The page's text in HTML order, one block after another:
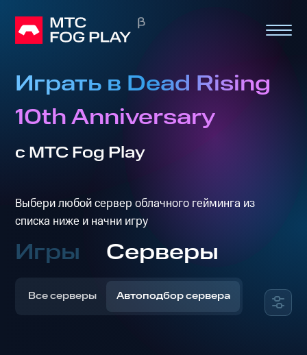
Играть в Dead Rising
10th Anniversary
с МТС Fog Play
Выбери любой сервер облачного гейминга из
списка ниже и начни игру
Игры Серверы
Все серверы Автоподбор сервера